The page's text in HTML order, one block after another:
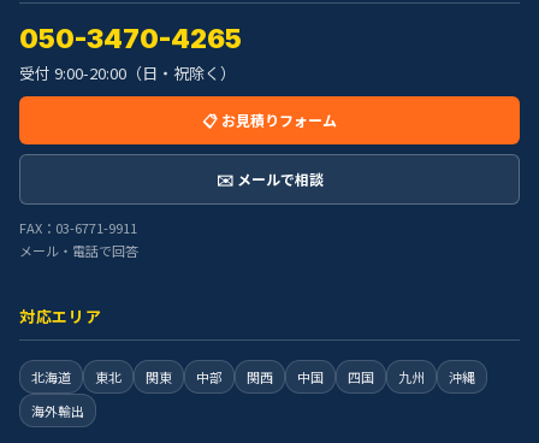
050-3470-4265
受付 9:00-20:00（日・祝除く）
📋 お見積りフォーム
✉️ メールで相談
FAX：03-6771-9911
メール・電話で回答
対応エリア
北海道 東北 関東 中部 関西 中国 四国 九州
沖縄
海外輸出